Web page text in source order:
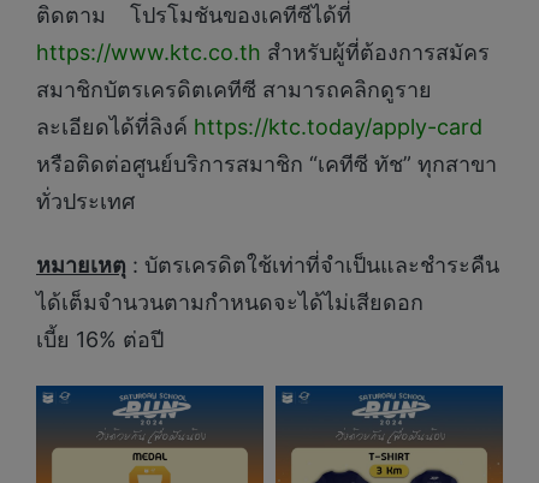
ติดตาม โปรโมชันของเคทีซีได้ที่
https://www.ktc.co.th สำหรับผู้ที่ต้องการสมัคร
สมาชิกบัตรเครดิตเคทีซี สามารถคลิกดูราย
ละเอียดได้ที่ลิงค์ https://ktc.today/apply-card
หรือติดต่อศูนย์บริการสมาชิก “เคทีซี ทัช” ทุกสาขา
ทั่วประเทศ
หมายเหตุ : บัตรเครดิตใช้เท่าที่จำเป็นและชำระคืน
ได้เต็มจำนวนตามกำหนดจะได้ไม่เสียดอก
เบี้ย 16% ต่อปี